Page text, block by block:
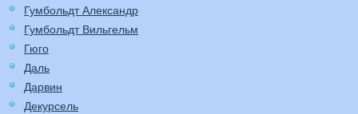
Гумбольдт Александр
Гумбольдт Вильгельм
Гюго
Даль
Дарвин
Декурсель